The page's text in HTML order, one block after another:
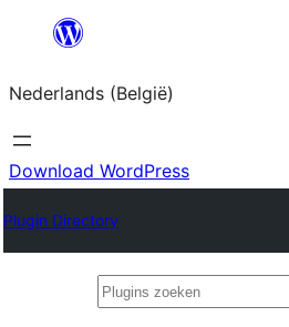
Spring
de
inhoud
Nederlands (België)
Download WordPress
Plugin Directory
Plugins